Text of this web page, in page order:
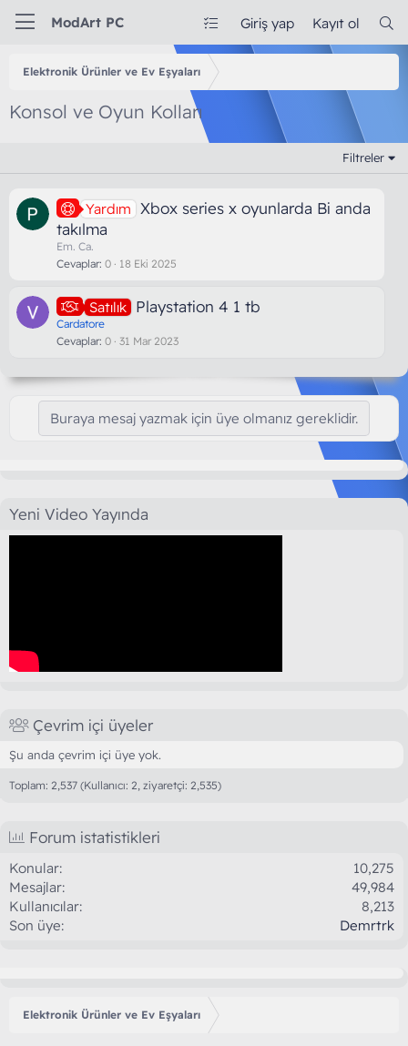
ModArt PC Giriş yap Kayıt ol
Elektronik Ürünler ve Ev Eşyaları
Konsol ve Oyun Kolları
Filtreler
Yardım Xbox series x oyunlarda Bi anda
takılma
Em. Ca.
Cevaplar 0 18 Eki 2025
Satılık Playstation 4 1 tb
Cardatore
Cevaplar 0 31 Mar 2023
Buraya mesaj yazmak için üye olmanız gereklidir.
Yeni Video Yayında
Çevrim içi üyeler
Şu anda çevrim içi üye yok.
Toplam: 2,537 (Kullanıcı: 2, ziyaretçi: 2,535)
Forum istatistikleri
Konular
10,275
Mesajlar
49,984
Kullanıcılar
8,213
Son üye
Demrtrk
Elektronik Ürünler ve Ev Eşyaları